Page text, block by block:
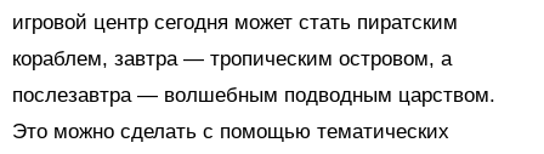
игровой центр сегодня может стать пиратским
кораблем, завтра — тропическим островом, а
послезавтра — волшебным подводным царством.
Это можно сделать с помощью тематических